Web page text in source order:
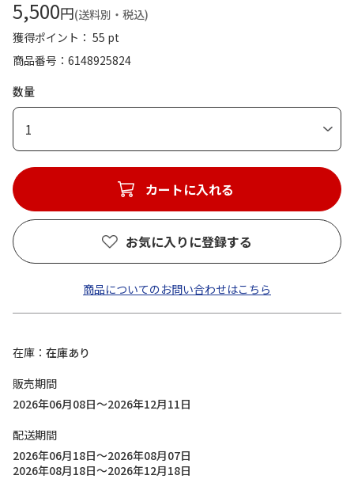
5,500円(送料別・税込)
獲得ポイント： 55 pt
商品番号
6148925824
数量
1
カートに入れる
お気に入りに登録する
商品についてのお問い合わせはこちら
在庫
在庫あり
販売期間
2026年06月08日～2026年12月11日
配送期間
2026年06月18日～2026年08月07日
2026年08月18日～2026年12月18日